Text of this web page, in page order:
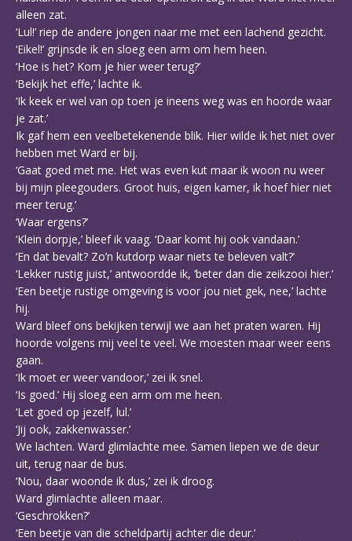
alleen zat.
‘Lul!’ riep de andere jongen naar me met een lachend gezicht.
‘Eikel!’ grijnsde ik en sloeg een arm om hem heen.
‘Hoe is het? Kom je hier weer terug?’
‘Bekijk het effe,’ lachte ik.
‘Ik keek er wel van op toen je ineens weg was en hoorde waar
je zat.’
Ik gaf hem een veelbetekenende blik. Hier wilde ik het niet over
hebben met Ward er bij.
‘Gaat goed met me. Het was even kut maar ik woon nu weer
bij mijn pleegouders. Groot huis, eigen kamer, ik hoef hier niet
meer terug.’
‘Waar ergens?’
‘Klein dorpje,’ bleef ik vaag. ‘Daar komt hij ook vandaan.’
‘En dat bevalt? Zo’n kutdorp waar niets te beleven valt?’
‘Lekker rustig juist,’ antwoordde ik, ‘beter dan die zeikzooi hier.’
‘Een beetje rustige omgeving is voor jou niet gek, nee,’ lachte
hij.
Ward bleef ons bekijken terwijl we aan het praten waren. Hij
hoorde volgens mij veel te veel. We moesten maar weer eens
gaan.
‘Ik moet er weer vandoor,’ zei ik snel.
‘Is goed.’ Hij sloeg een arm om me heen.
‘Let goed op jezelf, lul.’
‘Jij ook, zakkenwasser.’
We lachten. Ward glimlachte mee. Samen liepen we de deur
uit, terug naar de bus.
‘Nou, daar woonde ik dus,’ zei ik droog.
Ward glimlachte alleen maar.
‘Geschrokken?’
‘Een beetje van die scheldpartij achter die deur.’